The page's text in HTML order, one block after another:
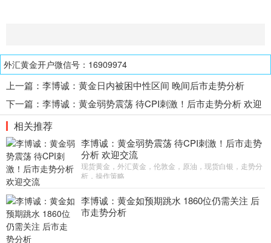
外汇黄金开户微信号：16909974
上一篇： 李博诚：黄金日内被困中性区间 晚间后市走势分析
下一篇： 李博诚：黄金弱势震荡 待CPI刺激！后市走势分析 欢迎
交流相关推荐
李博诚：黄金弱势震荡 待CPI刺激！后市走势
分析 欢迎交流
现货黄金，外汇黄金，伦敦金，原油，现货白银，走势分
析，操作策略
李博诚：黄金如预期跳水 1860位仍需关注 后
市走势分析